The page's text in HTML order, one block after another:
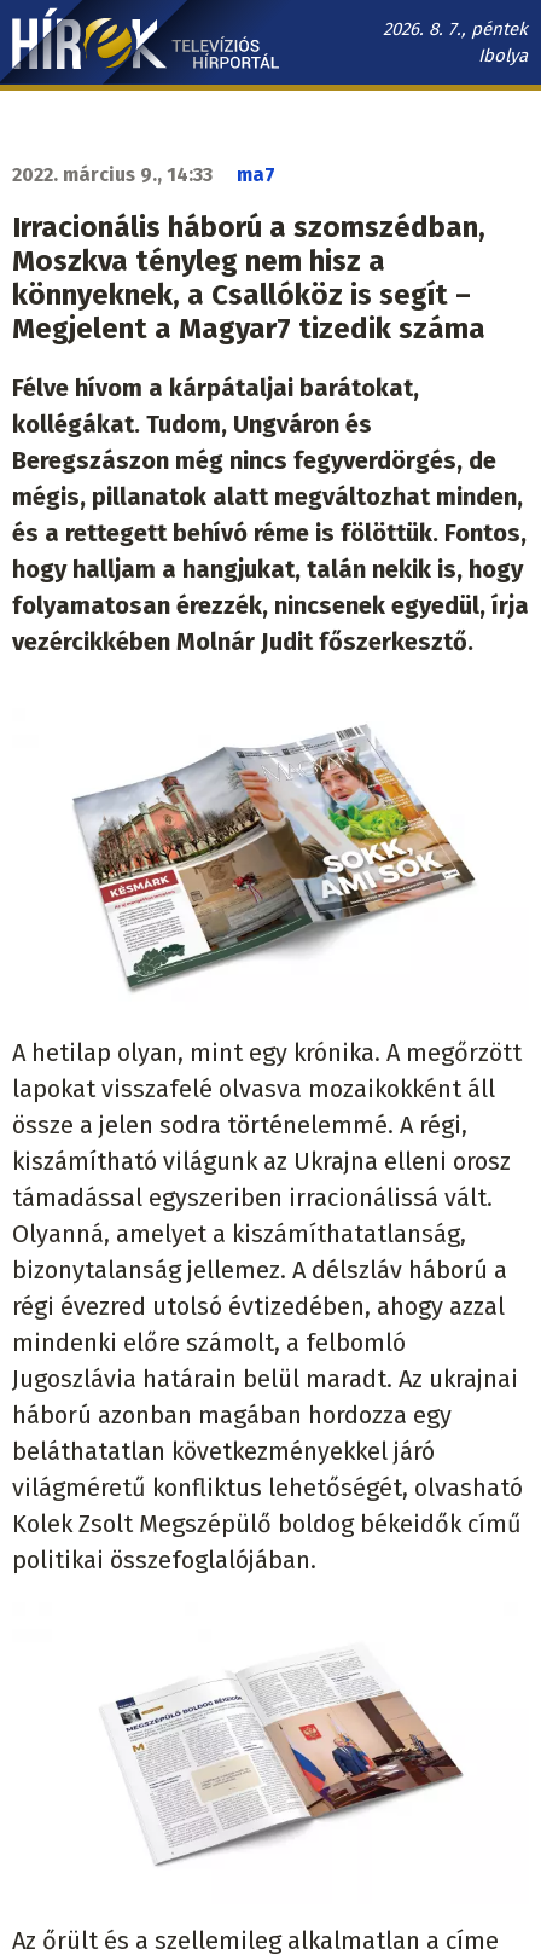
Ugrás
tartalomra
2026. 8. 7., péntek
Ibolya
Hírek.sk
navigáció
2022. március 9., 14:33 ma7
Irracionális háború a szomszédban,
Moszkva tényleg nem hisz a
könnyeknek, a Csallóköz is segít –
Megjelent a Magyar7 tizedik száma
Félve hívom a kárpátaljai barátokat,
kollégákat. Tudom, Ungváron és
Beregszászon még nincs fegyverdörgés, de
mégis, pillanatok alatt megváltozhat minden,
és a rettegett behívó réme is fölöttük. Fontos,
hogy halljam a hangjukat, talán nekik is, hogy
folyamatosan érezzék, nincsenek egyedül, írja
vezércikkében Molnár Judit főszerkesztő.
A hetilap olyan, mint egy krónika. A megőrzött
lapokat visszafelé olvasva mozaikokként áll
össze a jelen sodra történelemmé. A régi,
kiszámítható világunk az Ukrajna elleni orosz
támadással egyszeriben irracionálissá vált.
Olyanná, amelyet a kiszámíthatatlanság,
bizonytalanság jellemez. A délszláv háború a
régi évezred utolsó évtizedében, ahogy azzal
mindenki előre számolt, a felbomló
Jugoszlávia határain belül maradt. Az ukrajnai
háború azonban magában hordozza egy
beláthatatlan következményekkel járó
világméretű konfliktus lehetőségét, olvasható
Kolek Zsolt Megszépülő boldog békeidők című
politikai összefoglalójában.
Az őrült és a szellemileg alkalmatlan a címe